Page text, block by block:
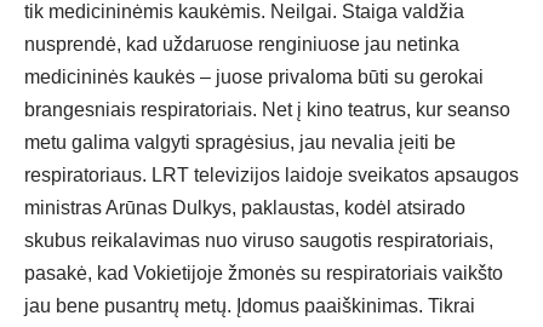
tik medicininėmis kaukėmis. Neilgai. Staiga valdžia
nusprendė, kad uždaruose renginiuose jau netinka
medicininės kaukės – juose privaloma būti su gerokai
brangesniais respiratoriais. Net į kino teatrus, kur seanso
metu galima valgyti spragėsius, jau nevalia įeiti be
respiratoriaus. LRT televizijos laidoje sveikatos apsaugos
ministras Arūnas Dulkys, paklaustas, kodėl atsirado
skubus reikalavimas nuo viruso saugotis respiratoriais,
pasakė, kad Vokietijoje žmonės su respiratoriais vaikšto
jau bene pusantrų metų. Įdomus paaiškinimas. Tikrai